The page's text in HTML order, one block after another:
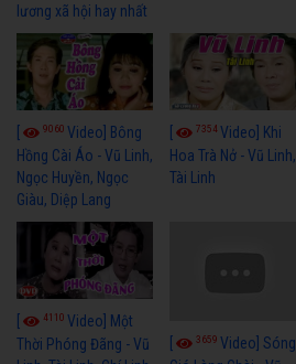
lương xã hội hay nhất
9060 Video] Bông
Hồng Cài Áo - Vũ Linh,
Ngọc Huyền, Ngọc
Giàu, Diệp Lang
7354Video] Khi
Hoa Trà Nở - Vũ Linh,
Tài Linh
4110 Video] Một
Thời Phóng Đãng - Vũ
3659Video] Sóng